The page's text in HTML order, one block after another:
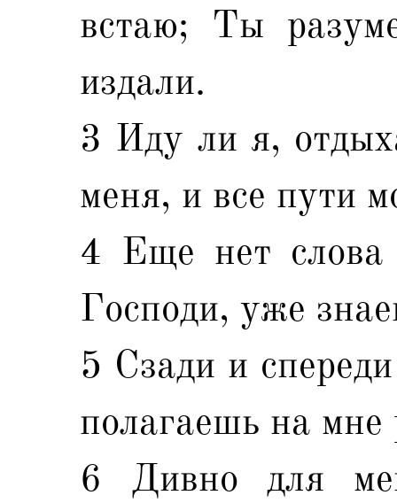
встаю; Ты
издали.
3 Иду ли я,
меня, и все пути
4 Еще нет
Господи, уже
5 Сзади и
полагаешь на
6 Дивно для